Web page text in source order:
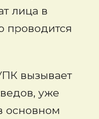
лица в
проводится
вызывает
уже
основном